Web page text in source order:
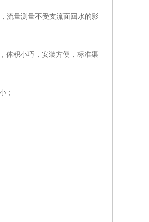
流量测量不受支流面回水的影
体积小巧，安装方便，标准渠
；